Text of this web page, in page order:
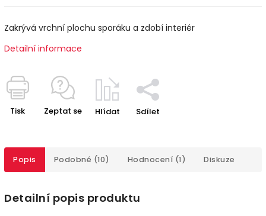
Zakrývá vrchní plochu sporáku a zdobí interiér
Detailní informace
Tisk Zeptat se Hlídat Sdílet
Popis Podobné (10) Hodnocení (1) Diskuze
Detailní popis produktu